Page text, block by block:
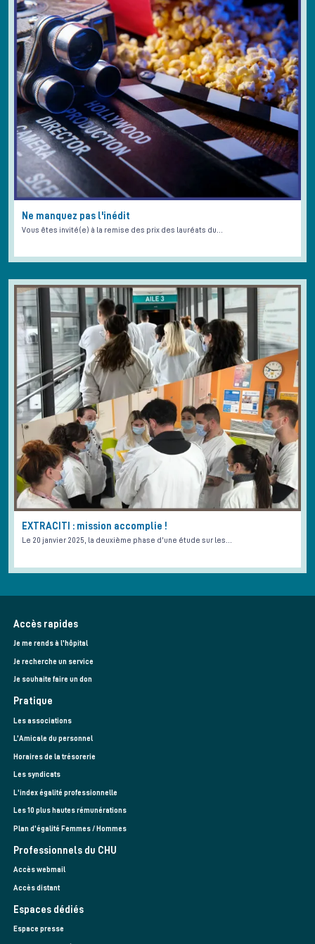
Ne manquez pas l'inédit
Vous êtes invité(e) à la remise des prix des lauréats du…
EXTRACITI : mission accomplie !
Le 20 janvier 2025, la deuxième phase d'une étude sur les…
Accès rapides
Je me rends à l'hôpital
Je recherche un service
Je souhaite faire un don
Pratique
Les associations
L’Amicale du personnel
Horaires de la trésorerie
Les syndicats
L'index égalité professionnelle
Les 10 plus hautes rémunérations
Plan d'égalité Femmes / Hommes
Professionnels du CHU
Accès webmail
Accès distant
Espaces dédiés
Espace presse